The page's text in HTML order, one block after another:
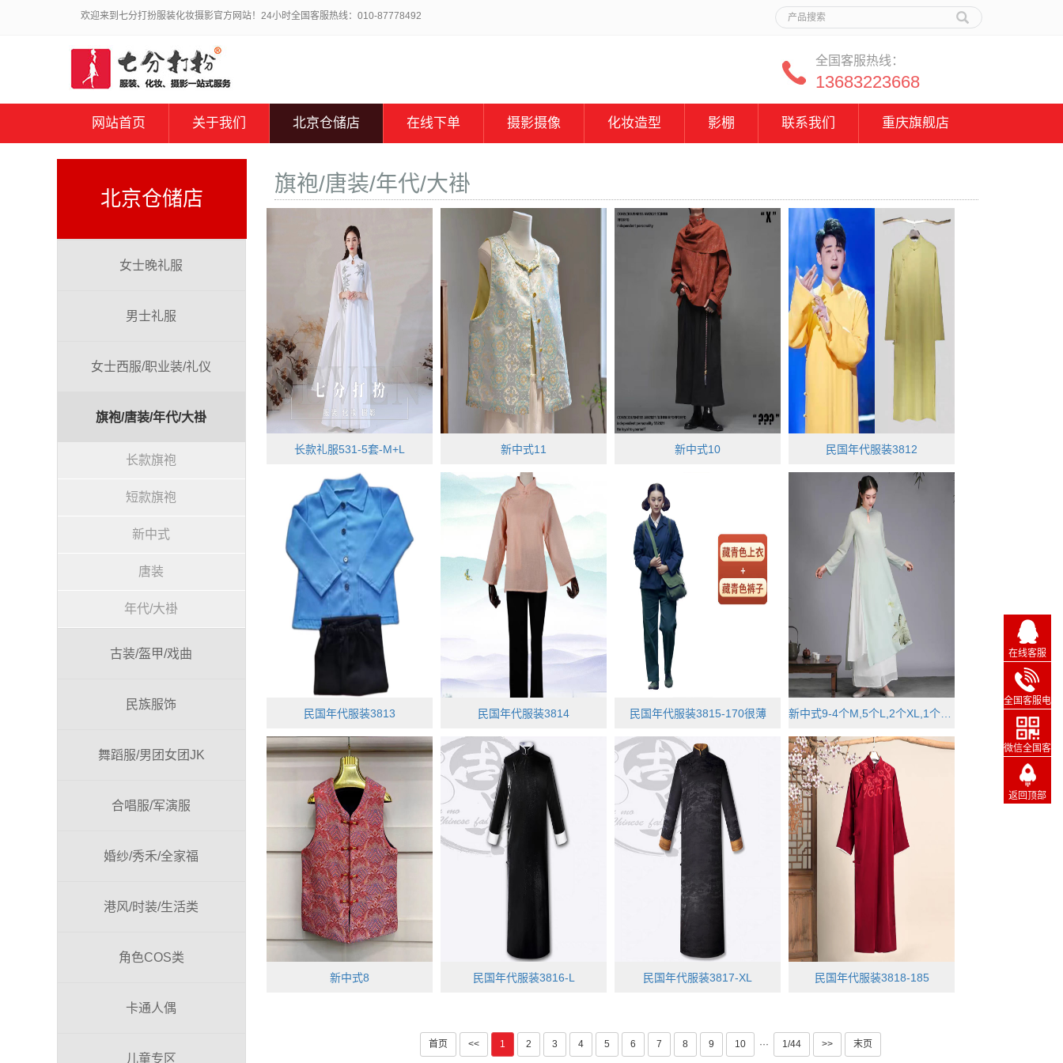
欢迎来到七分打扮服装化妆摄影官方网站！24小时全国客服热线：010-87778492
全国客服热线：
13683223668
网站首页 关于我们 北京仓储店 在线下单 摄影摄像 化妆造型 影棚 联系我们 重庆旗舰店
北京仓储店
女士晚礼服
男士礼服
女士西服/职业装/礼仪
旗袍/唐装/年代/大褂
长款旗袍
短款旗袍
新中式
唐装
年代/大褂
古装/盔甲/戏曲
民族服饰
舞蹈服/男团女团JK
合唱服/军演服
婚纱/秀禾/全家福
港风/时装/生活类
角色COS类
卡通人偶
儿童专区
旗袍/唐装/年代/大褂
长款礼服531-5套-M+L 新中式11 新中式10 民国年代服装3812
民国年代服装3813 民国年代服装3814 民国年代服装3815-170很薄
新中式8 民国年代服装3816-L 民国年代服装3817-XL 民国年代服装3818-185
首页 << 1 2 3 4 5 6 7 8 9 10 ··· 1/44 >> 末页
在线客服
全国客服电
话
微信全国客
服
返回顶部